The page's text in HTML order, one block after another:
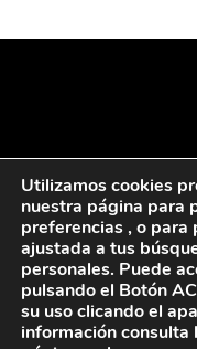
Utilizamos cookies
nuestra página para
preferencias , o
ajustada a tus
personales. Puede
pulsando el Botón
su uso clicando el
información consulta